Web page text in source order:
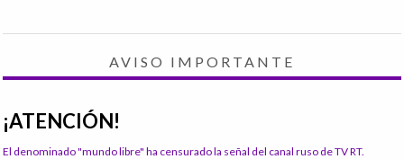
AVISO IMPORTANTE
¡ATENCIÓN!
El denominado "mundo libre" ha censurado la señal del canal ruso de TV RT.